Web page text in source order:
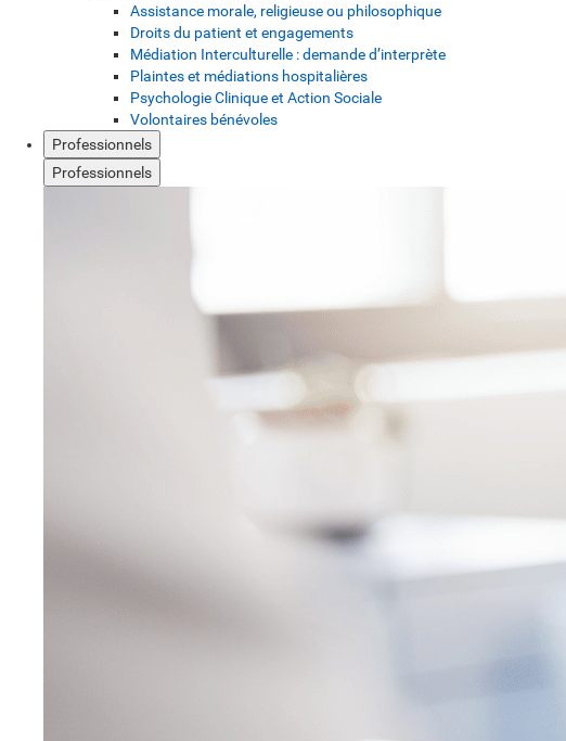
Assistance morale, religieuse ou philosophique
Droits du patient et engagements
Médiation Interculturelle : demande d’interprète
Plaintes et médiations hospitalières
Psychologie Clinique et Action Sociale
Volontaires bénévoles
Professionnels
Professionnels